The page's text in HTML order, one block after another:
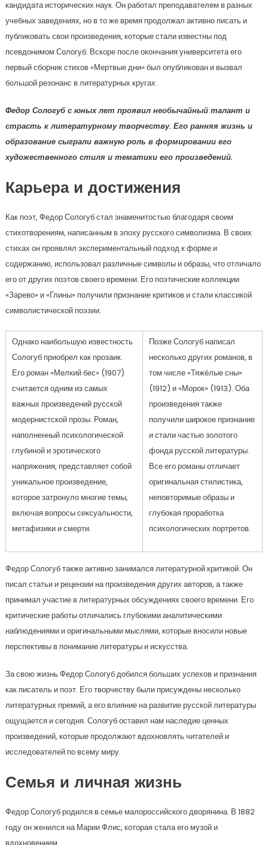
кандидата исторических наук. Он работал преподавателем в разных
учебных заведениях, но в то же время продолжал активно писать и
публиковать свои произведения, которые стали известны под
псевдонимом Сологуб. Вскоре после окончания университета его
первый сборник стихов «Мертвые дни» был опубликован и вызвал
большой резонанс в литературных кругах.
Федор Сологуб с юных лет проявил необычайный талант и
страсть к литературному творчеству. Его ранняя жизнь и
образование сыграли важную роль в формировании его
художественного стиля и тематики его произведений.
Карьера и достижения
Как поэт, Федор Сологуб стал знаменитостью благодаря своим
стихотворениям, написанным в эпоху русского символизма. В своих
стихах он проявлял экспериментальный подход к форме и
содержанию, использовал различные символы и образы, что отличало
его от других поэтов своего времени. Его поэтические коллекции
«Зарево» и «Глины» получили признание критиков и стали классикой
символистической поэзии.
Однако наибольшую известность
Сологуб приобрел как прозаик.
Его роман «Мелкий бес» (1907)
считается одним из самых
важных произведений русской
модернистской прозы. Роман,
наполненный психологической
глубиной и эротического
напряжения, представляет собой
уникальное произведение,
которое затронуло многие темы,
включая вопросы сексуальности,
метафизики и смерти.
Позже Сологуб написал
несколько других романов, в
том числе «Тяжёлые сны»
(1912) и «Морок» (1913). Оба
произведения также
получили широкое признание
и стали частью золотого
фонда русской литературы.
Все его романы отличает
оригинальная стилистика,
неповторимые образы и
глубокая проработка
психологических портретов.
Федор Сологуб также активно занимался литературной критикой. Он
писал статьи и рецензии на произведения других авторов, а также
принимал участие в литературных обсуждениях своего времени. Его
критические работы отличались глубокими аналитическими
наблюдениями и оригинальными мыслями, которые вносили новые
перспективы в понимание литературы и искусства.
За свою жизнь Федор Сологуб добился больших успехов и признания
как писатель и поэт. Его творчеству были присуждены несколько
литературных премий, а его влияние на развитие русской литературы
ощущается и сегодня. Сологуб оставил нам наследие ценных
произведений, которые продолжают вдохновлять читателей и
исследователей по всему миру.
Семья и личная жизнь
Федор Сологуб родился в семье малороссийского дворянина. В 1882
году он женился на Марии Флис, которая стала его музой и